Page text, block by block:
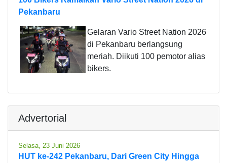
Pekanbaru
Gelaran Vario Street Nation 2026
di Pekanbaru berlangsung
meriah. Diikuti 100 pemotor alias
bikers.
Advertorial
Selasa, 23 Juni 2026
HUT ke-242 Pekanbaru, Dari Green City Hingga